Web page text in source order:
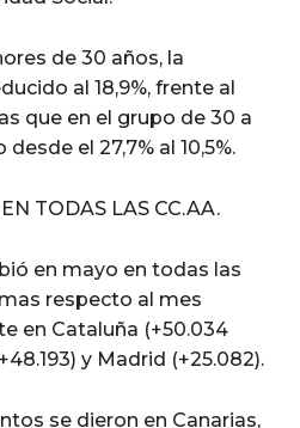
de 30 años, la
al 18,9%, frente al
que en el grupo de 30 a
el 27,7% al 10,5%.
TODAS LAS CC.AA.
en mayo en todas las
respecto al mes
en Cataluña (+50.034
y Madrid (+25.082).
se dieron en Canarias,